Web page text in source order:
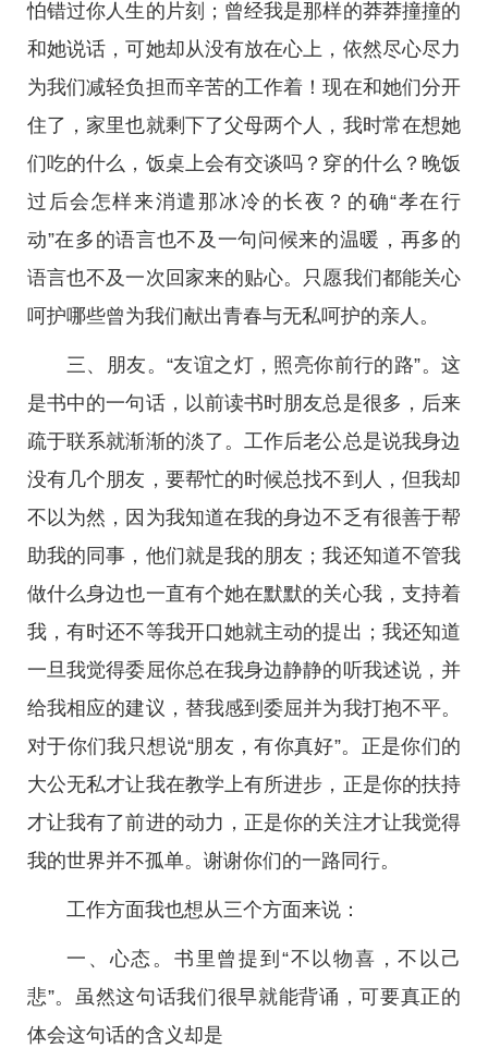
怕错过你人生的片刻；曾经我是那样的莽莽撞撞的
和她说话，可她却从没有放在心上，依然尽心尽力
为我们减轻负担而辛苦的工作着！现在和她们分开
住了，家里也就剩下了父母两个人，我时常在想她
们吃的什么，饭桌上会有交谈吗？穿的什么？晚饭
过后会怎样来消遣那冰冷的长夜？的确“孝在行
动”在多的语言也不及一句问候来的温暖，再多的
语言也不及一次回家来的贴心。只愿我们都能关心
呵护哪些曾为我们献出青春与无私呵护的亲人。
三、朋友。“友谊之灯，照亮你前行的路”。这
是书中的一句话，以前读书时朋友总是很多，后来
疏于联系就渐渐的淡了。工作后老公总是说我身边
没有几个朋友，要帮忙的时候总找不到人，但我却
不以为然，因为我知道在我的身边不乏有很善于帮
助我的同事，他们就是我的朋友；我还知道不管我
做什么身边也一直有个她在默默的关心我，支持着
我，有时还不等我开口她就主动的提出；我还知道
一旦我觉得委屈你总在我身边静静的听我述说，并
给我相应的建议，替我感到委屈并为我打抱不平。
对于你们我只想说“朋友，有你真好”。正是你们的
大公无私才让我在教学上有所进步，正是你的扶持
才让我有了前进的动力，正是你的关注才让我觉得
我的世界并不孤单。谢谢你们的一路同行。
工作方面我也想从三个方面来说：
一、心态。书里曾提到“不以物喜，不以己
悲”。虽然这句话我们很早就能背诵，可要真正的
体会这句话的含义却是